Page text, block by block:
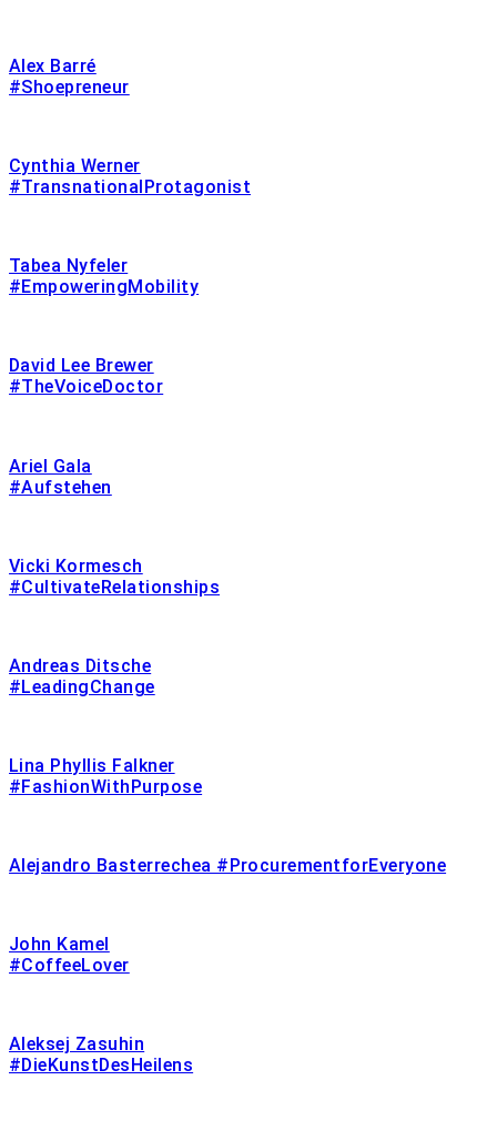
Alex Barré
#Shoepreneur
Cynthia Werner
#TransnationalProtagonist
Tabea Nyfeler
#EmpoweringMobility
David Lee Brewer
#TheVoiceDoctor
Ariel Gala
#Aufstehen
Vicki Kormesch
#CultivateRelationships
Andreas Ditsche
#LeadingChange
Lina Phyllis Falkner
#FashionWithPurpose
Alejandro Basterrechea #ProcurementforEveryone
John Kamel
#CoffeeLover
Aleksej Zasuhin
#DieKunstDesHeilens